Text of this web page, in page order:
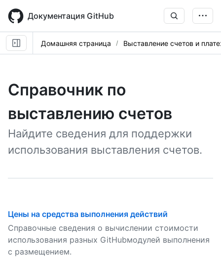
main
content
Документация GitHub
Домашняя страница Выставление счетов и
Справочник по
выставлению счетов
Найдите сведения для поддержки
использования выставления счетов.
Цены на средства выполнения действий
Справочные сведения о вычислении стоимости
использования разных GitHubмодулей выполнения
с размещением.